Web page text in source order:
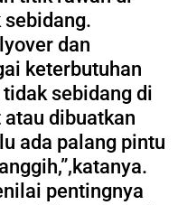
dan
keterbutuhan
sebidang di
dibuatkan
ada palang pintu
pentingnya